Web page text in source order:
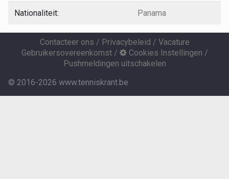
Nationaliteit: Panama
Contacteer ons / Privacybeleid / Vacature
Gebruikersovereenkomst/ Cookies Instellingen /
Pushmeldingen uitschakelen
© 2016-2026 www.tenniskrant.be